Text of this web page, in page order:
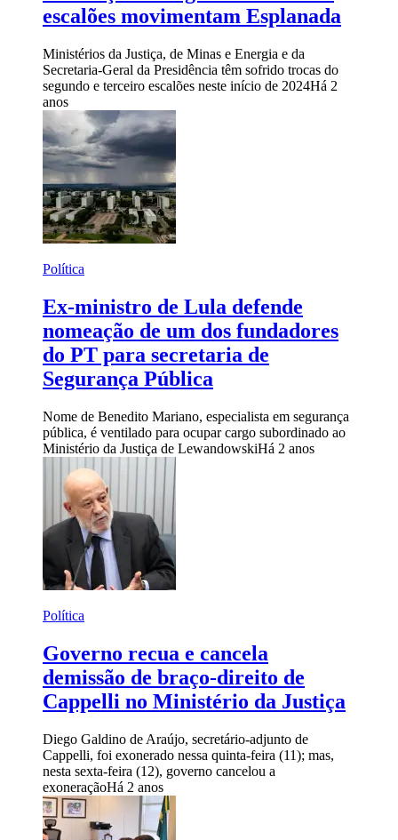
escalões movimentam Esplanada
Ministérios da Justiça, de Minas e Energia e da
Secretaria-Geral da Presidência têm sofrido trocas do
segundo e terceiro escalões neste início de 2024Há 2
anos
Política
Ex-ministro de Lula defende
nomeação de um dos fundadores
do PT para secretaria de
Segurança Pública
Nome de Benedito Mariano, especialista em segurança
pública, é ventilado para ocupar cargo subordinado ao
Ministério da Justiça de LewandowskiHá 2 anos
Política
Governo recua e cancela
demissão de braço-direito de
Cappelli no Ministério da Justiça
Diego Galdino de Araújo, secretário-adjunto de
Cappelli, foi exonerado nessa quinta-feira (11); mas,
nesta sexta-feira (12), governo cancelou a
exoneraçãoHá 2 anos